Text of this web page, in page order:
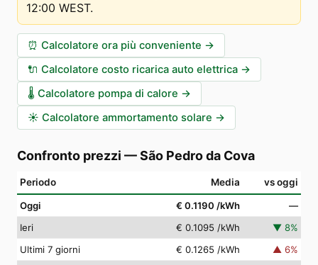
12:00 WEST.
⏰ Calcolatore ora più conveniente →
🔌 Calcolatore costo ricarica auto elettrica →
🌡️ Calcolatore pompa di calore →
☀️ Calcolatore ammortamento solare →
Confronto prezzi —São Pedro da Cova
Periodo Media vs oggi
Oggi € 0.1190 /kWh
—
Ieri
€ 0.1095 /kWh ▼ 8%
Ultimi 7 giorni
€ 0.1265 /kWh ▲ 6%